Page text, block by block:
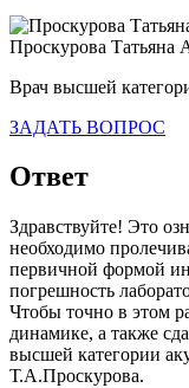
Проскурова Татьяна
Врач высшей
ЗАДАТЬ ВОПРОС
Ответ
Здравствуйте! Это
необходимо
первичной формой
погрешность
Чтобы точно в этом
динамике, а также
высшей категории
Т.А.Проскурова.